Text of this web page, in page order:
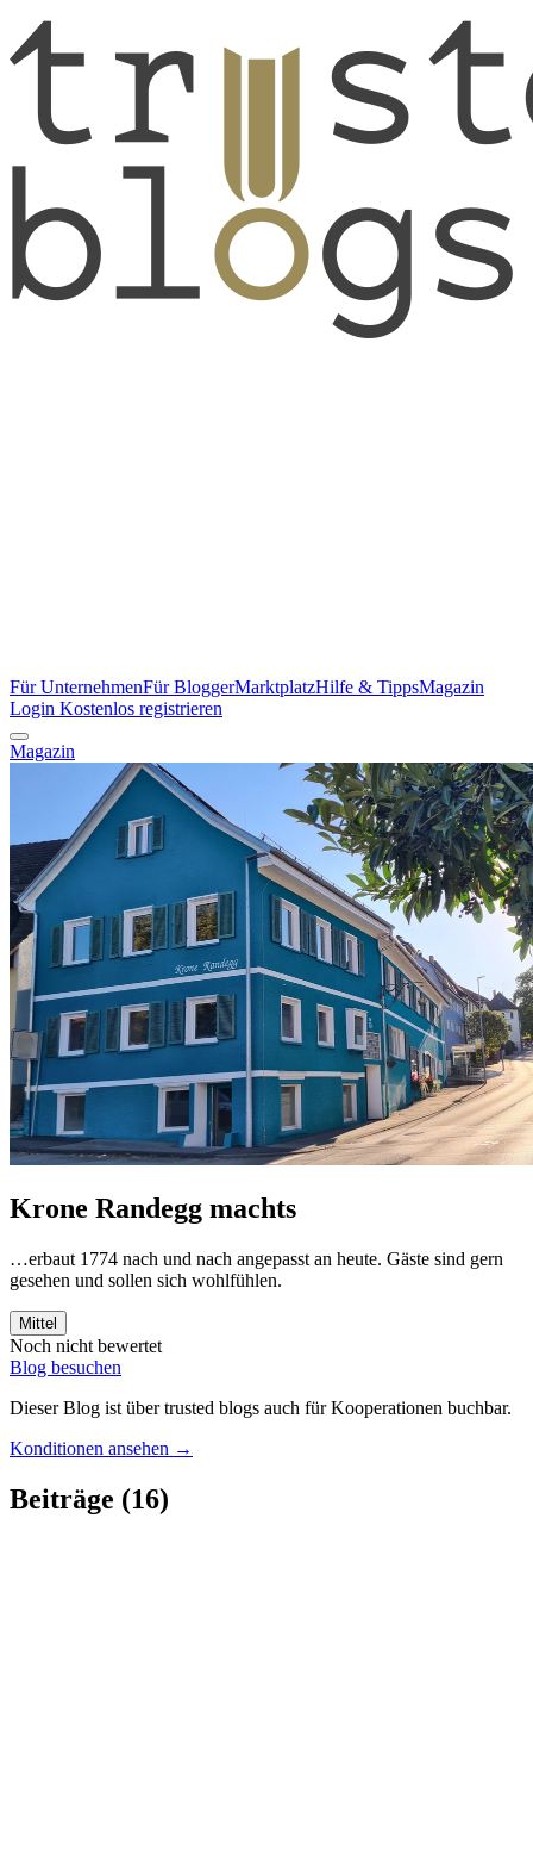
Für UnternehmenFür BloggerMarktplatzHilfe & TippsMagazin
Login Kostenlos registrieren
Magazin
Krone Randegg machts
…erbaut 1774 nach und nach angepasst an heute. Gäste sind gern
gesehen und sollen sich wohlfühlen.
Mittel
Noch nicht bewertet
Blog besuchen
Dieser Blog ist über trusted blogs auch für Kooperationen buchbar.
Konditionen ansehen →
Beiträge (16)